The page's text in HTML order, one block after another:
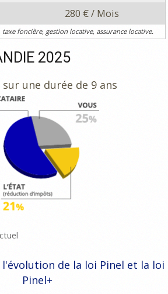
280 € / Mois
foncière, gestion locative, assurance locative.
2025
sur une durée de 9 ans
de la loi Pinel et la loi
Pinel+